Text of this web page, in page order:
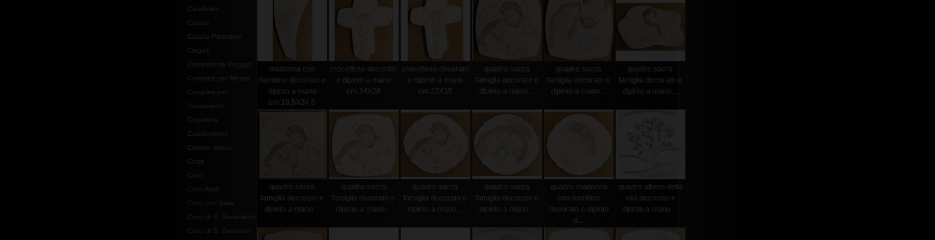
Candelieri
Casule
Casule Pietrobon
Cingoli
Completi da Viaggio
Completi per Messa
Completi per
Sacramenti
Copertine
Copriamboni
Corone statue
Cotte
Croci
Croci Astili
Croci con base
Croci di S. Benedetto
Croci di S. Damiano
madonna con
bambino decorato e
dipinto a mano
cm.19,5X34,5
crocefisso decorato
e dipinto a mano
cm.34X28
crocefisso decorato
e dipinto a mano
cm.23X15
quadro sacra
famiglia decorato e
dipinto a mano...
quadro sacra
famiglia decorato e
dipinto a mano...
quadro sacra
famiglia decorato e
dipinto a mano...
quadro sacra
famiglia decorato e
dipinto a mano...
quadro sacra
famiglia decorato e
dipinto a mano...
quadro sacra
famiglia decorato e
dipinto a mano...
quadro sacra
famiglia decorato e
dipinto a mano...
quadro madonna
con bambino
decorato e dipinto
a...
quadro albero della
vita decorato e
dipinto a mano ...